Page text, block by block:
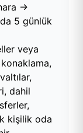
→
5 günlük
veya
dahil
kişilik oda